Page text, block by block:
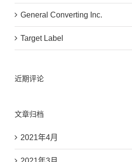
General Converting Inc.
Target Label
近期评论
文章归档
2021年4月